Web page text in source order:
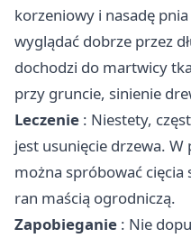
korzeniowy i nasadę
wyglądać dobrze przez
dochodzi do martwicy
przy gruncie, sinienie
Leczenie : Niestety,
jest usunięcie drzewa.
można spróbować cięcia
ran maścią ogrodniczą.
Zapobieganie : Nie